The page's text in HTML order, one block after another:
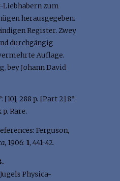
Liebhabern zum
herausgegeben.
Register. Zwey
durchgängig
Auflage.
bey Johann David
[10], 288 p. [Part 2] 8°:
Rare.
Ferguson,
, 1906: 1, 441-42.
Physica-